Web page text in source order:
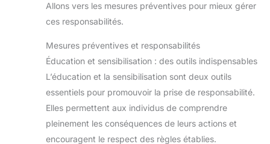
Allons vers les mesures préventives pour mieux gérer
ces responsabilités.
Mesures préventives et responsabilités
Éducation et sensibilisation : des outils indispensables
L’éducation et la sensibilisation sont deux outils
essentiels pour promouvoir la prise de responsabilité.
Elles permettent aux individus de comprendre
pleinement les conséquences de leurs actions et
encouragent le respect des règles établies.